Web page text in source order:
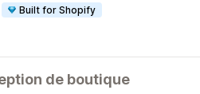
Built for Shopify
de boutique